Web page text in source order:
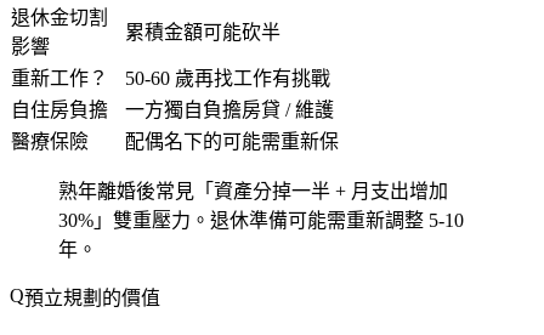
退休金切割
影響
累積金額可能砍半
重新工作？
50-60 歲再找工作有挑戰
自住房負擔
一方獨自負擔房貸 / 維護
醫療保險
配偶名下的可能需重新保
熟年離婚後常見「資產分掉一半 + 月支出增加
30%」雙重壓力。退休準備可能需重新調整 5-10
年。
預立規劃的價值